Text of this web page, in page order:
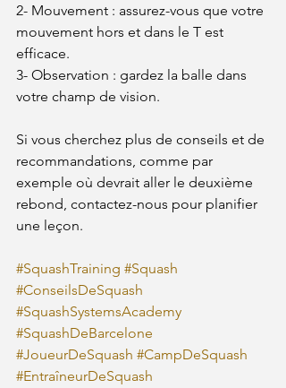
2- Mouvement : assurez-vous que votre
mouvement hors et dans le T est
efficace.
3- Observation : gardez la balle dans
votre champ de vision.
Si vous cherchez plus de conseils et de
recommandations, comme par
exemple où devrait aller le deuxième
rebond, contactez-nous pour planifier
une leçon.
#SquashTraining #Squash
#ConseilsDeSquash
#SquashSystemsAcademy
#SquashDeBarcelone
#JoueurDeSquash #CampDeSquash
#EntraîneurDeSquash